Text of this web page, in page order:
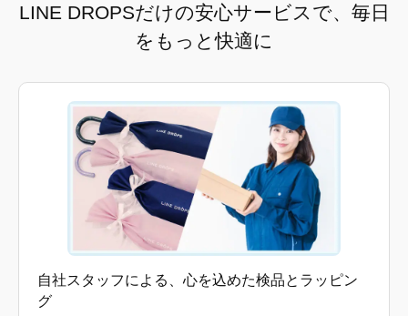
LINE DROPSだけの安心サービスで、毎日
をもっと快適に
自社スタッフによる、心を込めた検品とラッピン
グ